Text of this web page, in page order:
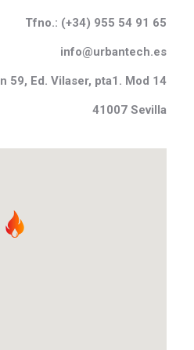
Tfno.: (+34) 955 54 91 65
info@urbantech.es
n 59, Ed. Vilaser, pta1. Mod 14
41007 Sevilla